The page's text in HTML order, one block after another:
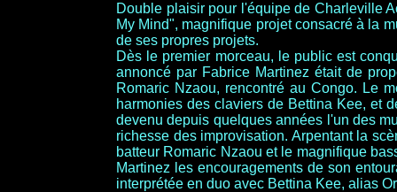
Double plaisir pour l'équipe de Charleville
My Mind", magnifique projet consacré à la
de ses propres projets.
Dès le premier morceau, le public est
annoncé par Fabrice Martinez était de
Romaric Nzaou, rencontré au Congo. Le
harmonies des claviers de Bettina Kee, et
devenu depuis quelques années l'un des
richesse des improvisation. Arpentant la
batteur Romaric Nzaou et le magnifique
Martinez les encouragements de son
interprétée en duo avec Bettina Kee, alias